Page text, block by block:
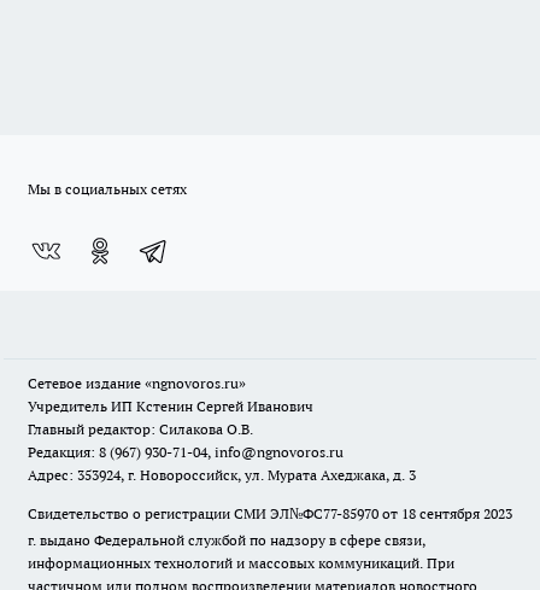
Мы в социальных сетях
Сетевое издание «ngnovoros.ru»
Учредитель ИП Кстенин Сергей Иванович
Главный редактор: Силакова О.В.
Редакция: 8 (967) 930-71-04, info@ngnovoros.ru
Адрес: 353924, г. Новороссийск, ул. Мурата Ахеджака, д. 3
Свидетельство о регистрации СМИ ЭЛ№ФС77-85970 от 18 сентября 2023
г. выдано Федеральной службой по надзору в сфере связи,
информационных технологий и массовых коммуникаций. При
частичном или полном воспроизведении материалов новостного